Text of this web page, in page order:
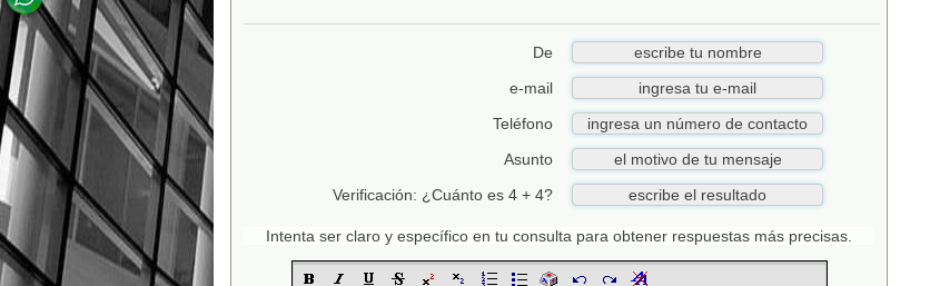
De
e-mail
Teléfono
Asunto
Verificación: ¿Cuánto es 4 + 4?
Intenta ser claro y específico en tu consulta para obtener respuestas más precisas.